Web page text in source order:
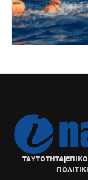
ΤΑΥΤΟΤΗΤΑ|